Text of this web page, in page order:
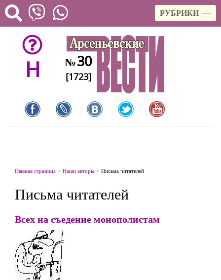
РУБРИКИ
H №30
[1723]
Главная страница Наши авторы Письма читателей
Письма читателей
Всех на съедение монополистам